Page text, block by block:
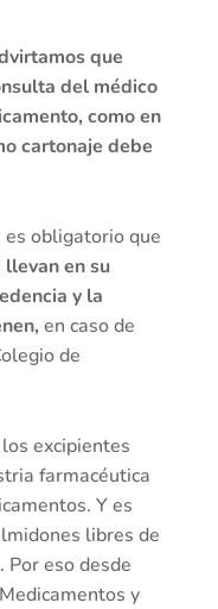
que
del médico
como en
cartonaje debe
es obligatorio que
en su
y la
en caso de
de
excipientes
farmacéutica
Y es
libres de
eso desde
y